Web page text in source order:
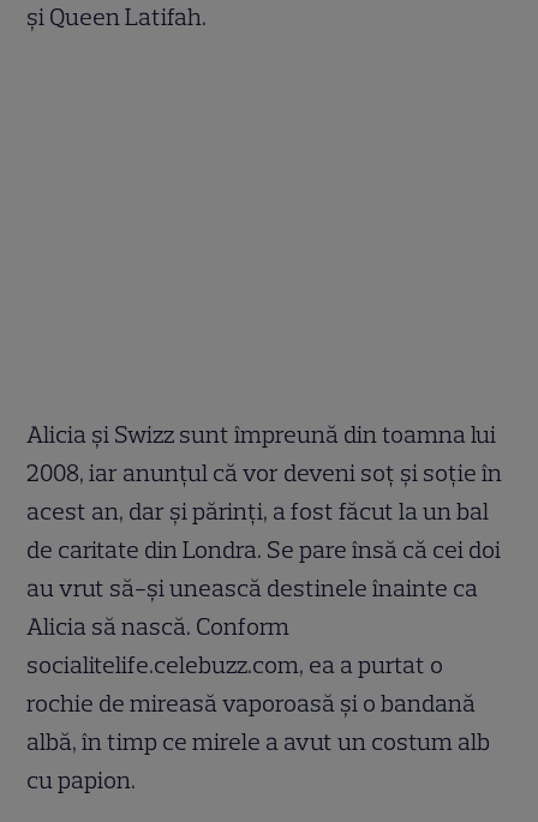
şi Queen Latifah.
Alicia şi Swizz sunt împreună din toamna lui
2008, iar anunţul că vor deveni soţ şi soţie în
acest an, dar şi părinţi, a fost făcut la un bal
de caritate din Londra. Se pare însă că cei doi
au vrut să-şi unească destinele înainte ca
Alicia să nască. Conform
socialitelife.celebuzz.com, ea a purtat o
rochie de mireasă vaporoasă şi o bandană
albă, în timp ce mirele a avut un costum alb
cu papion.